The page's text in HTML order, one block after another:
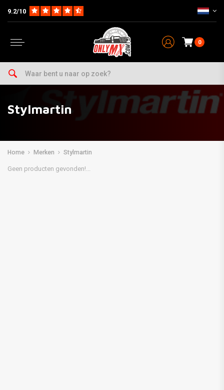
9.2/10
0
Stylmartin
Home Merken Stylmartin
Geen producten gevonden!...